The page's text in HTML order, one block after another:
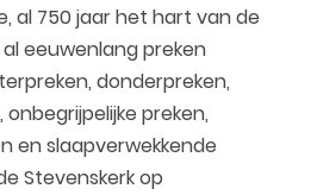
al 750 jaar het hart van de
eeuwenlang preken
donderpreken,
preken,
en slaapverwekkende
Stevenskerk op